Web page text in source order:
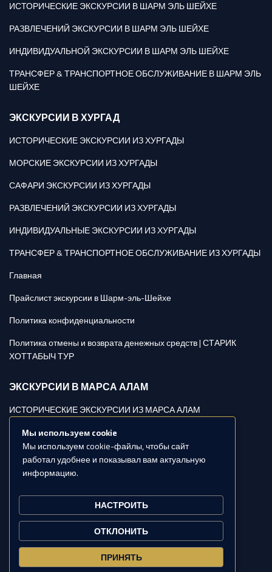
ИСТОРИЧЕСКИЕ ЭКСКУРСИИ В ШАРМ ЭЛЬ ШЕЙХЕ
РАЗВЛЕЧЕНИЙ ЭКСКУРСИИ В ШАРМ ЭЛЬ ШЕЙХЕ
ИНДИВИДУАЛЬНОЙ ЭКСКУРСИИ В ШАРМ ЭЛЬ ШЕЙХЕ
ТРАНСФЕР & ТРАНСПОРТНОЕ ОБСЛУЖИВАНИЕ В ШАРМ ЭЛЬ
ШЕЙХЕ
ЭКСКУРСИИ В ХУРГАД
ИСТОРИЧЕСКИЕ ЭКСКУРСИИ ИЗ ХУРГАДЫ
МОРСКИЕ ЭКСКУРСИИ ИЗ ХУРГАДЫ
САФАРИ ЭКСКУРСИИ ИЗ ХУРГАДЫ
РАЗВЛЕЧЕНИЙ ЭКСКУРСИИ ИЗ ХУРГАДЫ
ИНДИВИДУАЛЬНЫЕ ЭКСКУРСИИ ИЗ ХУРГАДЫ
ТРАНСФЕР & ТРАНСПОРТНОЕ ОБСЛУЖИВАНИЕ ИЗ ХУРГАДЫ
Главная
Прайслист экскурсии в Шарм-эль-Шейхе
Политика конфиденциальности
Политика отмены и возврата денежных средств | СТАРИК
ХОТТАБЫЧ ТУР
ЭКСКУРСИИ В МАРСА АЛАМ
ИСТОРИЧЕСКИЕ ЭКСКУРСИИ ИЗ МАРСА АЛАМ
МОРСКИЕ ЭКСКУРСИИ ИЗ МАРСА АЛАМ
САФАРИ ЭКСКУРСИИ ИЗ МАРСА АЛАМ
002-0111-988-2324
info@starkhattabychtours.com
Мы используем cookie
Мы используем cookie-файлы, чтобы сайт
работал удобнее и показывал вам актуальную
информацию.
НАСТРОИТЬ
ОТКЛОНИТЬ
ПРИНЯТЬ